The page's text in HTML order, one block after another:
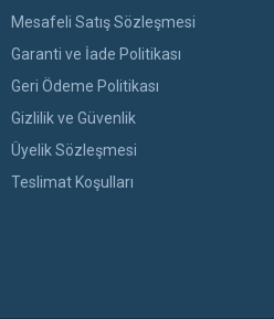
Mesafeli Satış Sözleşmesi
Garanti ve İade Politikası
Geri Ödeme Politikası
Gizlilik ve Güvenlik
Üyelik Sözleşmesi
Teslimat Koşulları